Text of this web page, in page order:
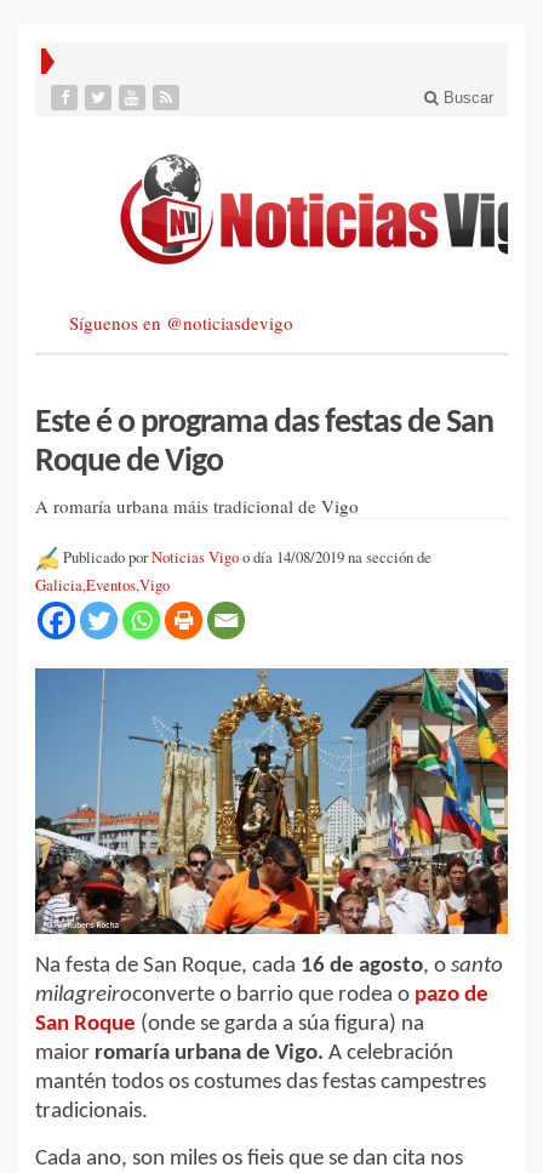
Buscar
Síguenos en @noticiasdevigo
Este é o programa das festas de San
Roque de Vigo
A romaría urbana máis tradicional de Vigo
Publicado porNoticias Vigoo día 14/08/2019 na sección de
Galicia,Eventos,Vigo
Na festa de San Roque, cada 16 de agosto, o santo
milagreiroconverte o barrio que rodea o pazo de
San Roque (onde se garda a súa figura) na
maior romaría urbana de Vigo. A celebración
mantén todos os costumes das festas campestres
tradicionais.
Cada ano, son miles os fieis que se dan cita nos